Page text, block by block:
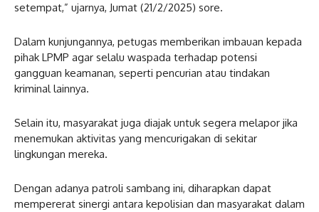
setempat,” ujarnya, Jumat (21/2/2025) sore.
Dalam kunjungannya, petugas memberikan imbauan kepada
pihak LPMP agar selalu waspada terhadap potensi
gangguan keamanan, seperti pencurian atau tindakan
kriminal lainnya.
Selain itu, masyarakat juga diajak untuk segera melapor jika
menemukan aktivitas yang mencurigakan di sekitar
lingkungan mereka.
Dengan adanya patroli sambang ini, diharapkan dapat
mempererat sinergi antara kepolisian dan masyarakat dalam